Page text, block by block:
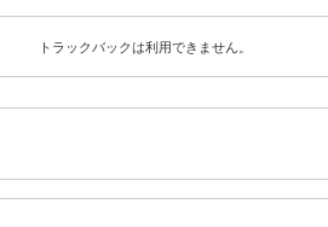
トラックバックは利用できません。